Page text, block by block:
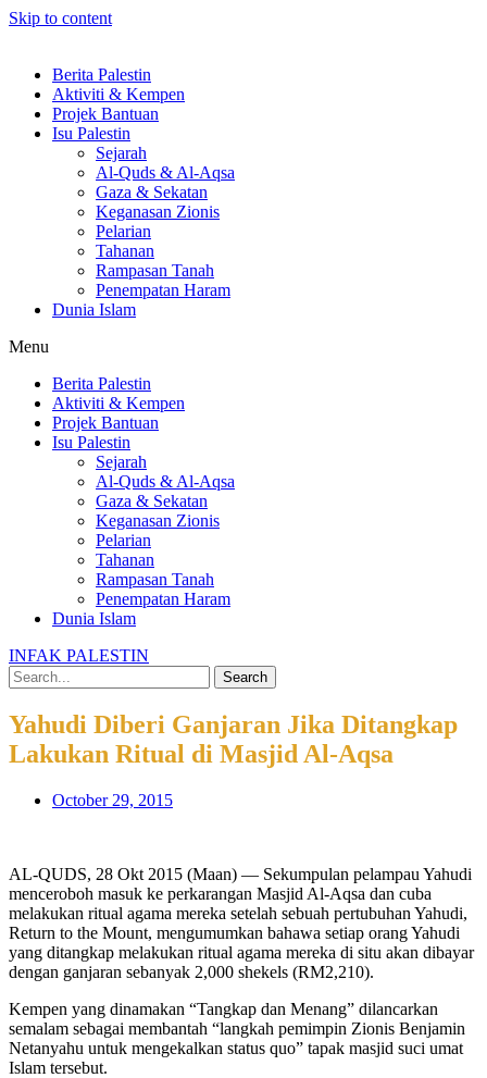
Skip to content
Berita Palestin
Aktiviti & Kempen
Projek Bantuan
Isu Palestin
Sejarah
Al-Quds & Al-Aqsa
Gaza & Sekatan
Keganasan Zionis
Pelarian
Tahanan
Rampasan Tanah
Penempatan Haram
Dunia Islam
Menu
Berita Palestin
Aktiviti & Kempen
Projek Bantuan
Isu Palestin
Sejarah
Al-Quds & Al-Aqsa
Gaza & Sekatan
Keganasan Zionis
Pelarian
Tahanan
Rampasan Tanah
Penempatan Haram
Dunia Islam
INFAK PALESTIN
Search
Yahudi Diberi Ganjaran Jika Ditangkap
Lakukan Ritual di Masjid Al-Aqsa
October 29, 2015
AL-QUDS, 28 Okt 2015 (Maan) — Sekumpulan pelampau Yahudi
menceroboh masuk ke perkarangan Masjid Al-Aqsa dan cuba
melakukan ritual agama mereka setelah sebuah pertubuhan Yahudi,
Return to the Mount, mengumumkan bahawa setiap orang Yahudi
yang ditangkap melakukan ritual agama mereka di situ akan dibayar
dengan ganjaran sebanyak 2,000 shekels (RM2,210).
Kempen yang dinamakan “Tangkap dan Menang” dilancarkan
semalam sebagai membantah “langkah pemimpin Zionis Benjamin
Netanyahu untuk mengekalkan status quo” tapak masjid suci umat
Islam tersebut.